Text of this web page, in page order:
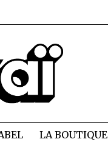
LA BOUTIQUE